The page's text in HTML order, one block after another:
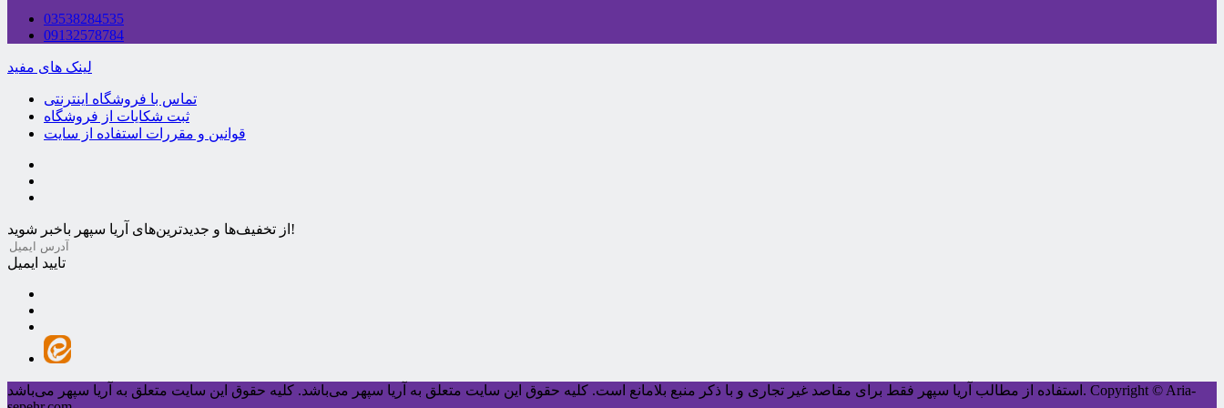
03538284535
09132578784
لینک های مفید
تماس با فروشگاه اینترنتی
ثبت شکایات از فروشگاه
قوانین و مقررات استفاده از سایت
از تخفیف‌ها و جدیدترین‌های آریا سپهر باخبر شوید!
تایید ایمیل
استفاده از مطالب آریا سپهر فقط برای مقاصد غیر تجاری و با ذکر منبع بلامانع است. کليه حقوق اين سايت متعلق به آریا سپهر می‌باشد. کليه حقوق اين سايت متعلق به آریا سپهر می‌باشد. Copyright © Aria-